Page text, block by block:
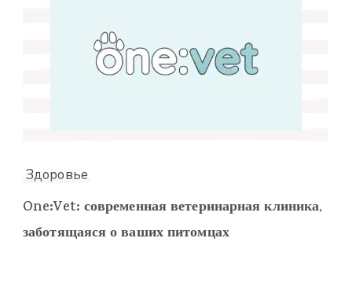
Здоровье
One:Vet: современная ветеринарная клиника,
заботящаяся о ваших питомцах